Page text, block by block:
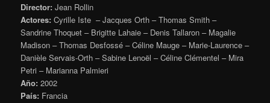
Director: Jean Rollin
Actores: Cyrille Iste – Jacques Orth – Thomas Smith –
Sandrine Thoquet – Brigitte Lahaie – Denis Tallaron – Magalie
Madison – Thomas Desfossé – Céline Mauge – Marie-Laurence –
Danièle Servais-Orth – Sabine Lenoël – Céline Clémentel – Mira
Petri – Marianna Palmieri
Año: 2002
País: Francia